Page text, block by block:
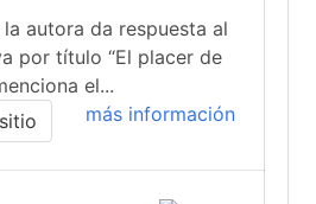
autora da respuesta al
por título “El placer de
el...
más información